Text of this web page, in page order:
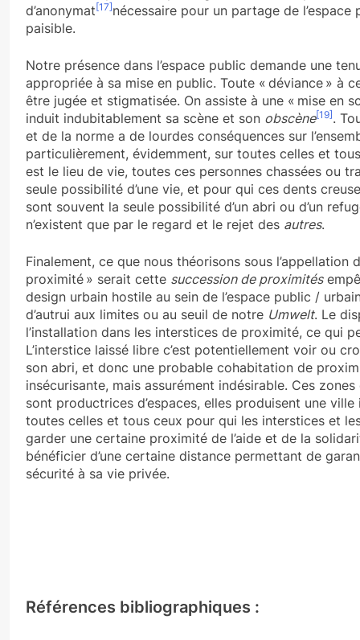
d’anonymat [17] nécessaire pour un partage de
paisible.
Notre présence dans l’espace public demande une
appropriée à sa mise en public. Toute « déviance » à
être jugée et stigmatisée. On assiste à une « mise en
induit indubitablement sa scène et son obscène[19] .
et de la norme a de lourdes conséquences sur
particulièrement, évidemment, sur toutes celles et
est le lieu de vie, toutes ces personnes chassées ou
seule possibilité d’une vie, et pour qui ces dents
sont souvent la seule possibilité d’un abri ou d’un
n’existent que par le regard et le rejet des autres.
Finalement, ce que nous théorisons sous l’appellation
proximité » serait cette succession de proximités
design urbain hostile au sein de l’espace public /
d’autrui aux limites ou au seuil de notre Umwelt. Le
l’installation dans les interstices de proximité, ce qui
L’interstice laissé libre c’est potentiellement voir ou
son abri, et donc une probable cohabitation de
insécurisante, mais assurément indésirable. Ces
sont productrices d’espaces, elles produisent une
toutes celles et tous ceux pour qui les interstices et
garder une certaine proximité de l’aide et de la
bénéficier d’une certaine distance permettant de
sécurité à sa vie privée.
Références bibliographiques :